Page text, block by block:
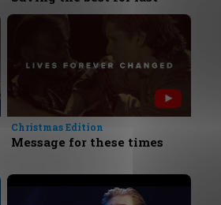
Christmas Edition
Message for these times